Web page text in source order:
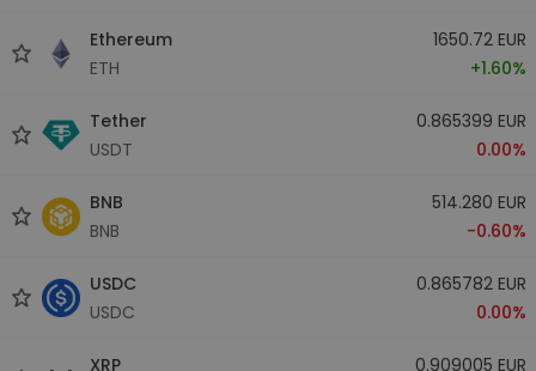
Ethereum
ETH
1650.72 EUR
+1.60%
Tether
USDT
0.865399 EUR
0.00%
BNB
BNB
514.280 EUR
-0.60%
USDC
USDC
0.865782 EUR
0.00%
XRP
0.909005 EUR